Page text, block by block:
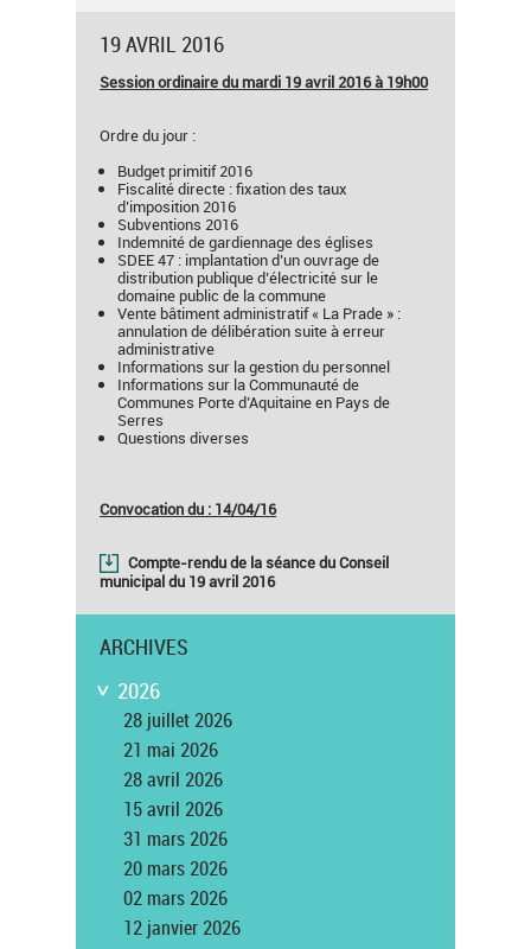
19 AVRIL 2016
Session ordinaire du mardi 19 avril 2016 à 19h00
Ordre du jour :
Budget primitif 2016
Fiscalité directe : fixation des taux
d’imposition 2016
Subventions 2016
Indemnité de gardiennage des églises
SDEE 47 : implantation d’un ouvrage de
distribution publique d’électricité sur le
domaine public de la commune
Vente bâtiment administratif « La Prade » :
annulation de délibération suite à erreur
administrative
Informations sur la gestion du personnel
Informations sur la Communauté de
Communes Porte d’Aquitaine en Pays de
Serres
Questions diverses
Convocation du : 14/04/16
Compte-rendu de la séance du Conseil
municipal du 19 avril 2016
ARCHIVES
>2026
28 juillet 2026
21 mai 2026
28 avril 2026
15 avril 2026
31 mars 2026
20 mars 2026
02 mars 2026
12 janvier 2026